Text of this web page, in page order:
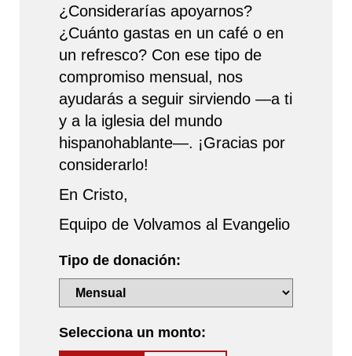
¿Considerarías apoyarnos?
¿Cuánto gastas en un café o en
un refresco? Con ese tipo de
compromiso mensual, nos
ayudarás a seguir sirviendo —a ti
y a la iglesia del mundo
hispanohablante—. ¡Gracias por
considerarlo!
En Cristo,
Equipo de Volvamos al Evangelio
Tipo de donación:
Selecciona un monto: